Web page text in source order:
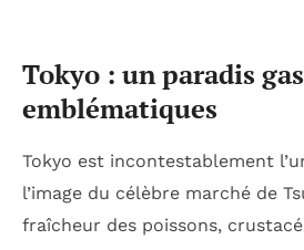
Tokyo : un paradis
emblématiques
Tokyo est incontestablement
l’image du célèbre marché de
fraîcheur des poissons,